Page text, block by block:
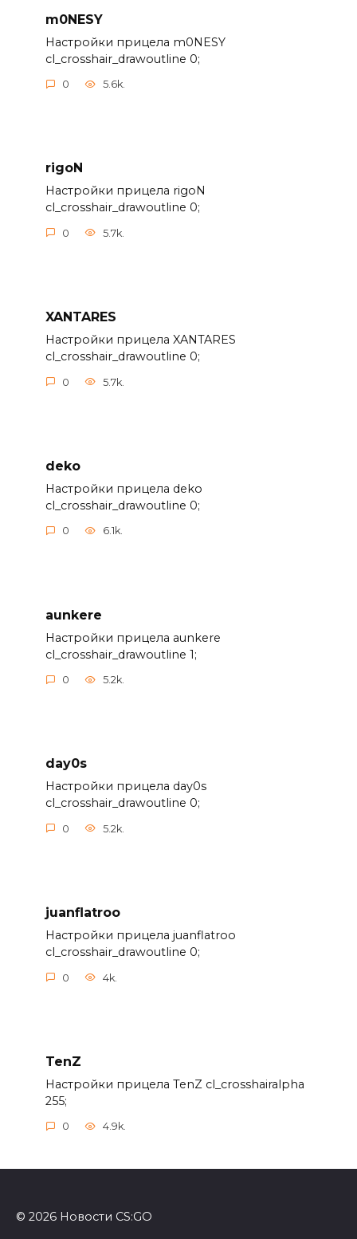
m0NESY
Настройки прицела m0NESY
cl_crosshair_drawoutline 0;
0 5.6k.
rigoN
Настройки прицела rigoN
cl_crosshair_drawoutline 0;
0 5.7k.
XANTARES
Настройки прицела XANTARES
cl_crosshair_drawoutline 0;
0 5.7k.
deko
Настройки прицела deko
cl_crosshair_drawoutline 0;
0 6.1k.
aunkere
Настройки прицела aunkere
cl_crosshair_drawoutline 1;
0 5.2k.
day0s
Настройки прицела day0s
cl_crosshair_drawoutline 0;
0 5.2k.
juanflatroo
Настройки прицела juanflatroo
cl_crosshair_drawoutline 0;
0 4k.
TenZ
Настройки прицела TenZ cl_crosshairalpha
255;
0 4.9k.
© 2026 Новости CS:GO